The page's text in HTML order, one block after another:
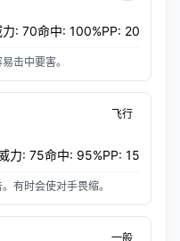
力: 70命中: 100%PP: 20
击中要害。
飞行
力: 75命中: 95%PP: 15
有时会使对手畏缩。
一般